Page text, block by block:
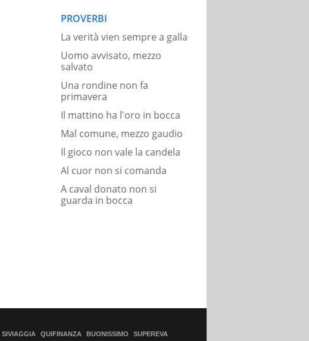
PROVERBI
La verità vien sempre a galla
Uomo avvisato, mezzo
salvato
Una rondine non fa
primavera
Il mattino ha l'oro in bocca
Mal comune, mezzo gaudio
Il gioco non vale la candela
Al cuor non si comanda
A caval donato non si
guarda in bocca
SIVIAGGIA QUIFINANZA BUONISSIMO SUPEREVA